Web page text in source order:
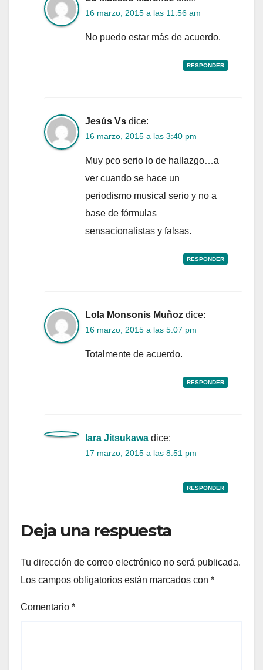
16 marzo, 2015 a las 11:56 am
No puedo estar más de acuerdo.
RESPONDER
Jesús Vs dice:
16 marzo, 2015 a las 3:40 pm
Muy pco serio lo de hallazgo…a
ver cuando se hace un
periodismo musical serio y no a
base de fórmulas
sensacionalistas y falsas.
RESPONDER
Lola Monsonis Muñoz dice:
16 marzo, 2015 a las 5:07 pm
Totalmente de acuerdo.
RESPONDER
Iara Jitsukawa dice:
17 marzo, 2015 a las 8:51 pm
RESPONDER
Deja una respuesta
Tu dirección de correo electrónico no será publicada.
Los campos obligatorios están marcados con *
Comentario *